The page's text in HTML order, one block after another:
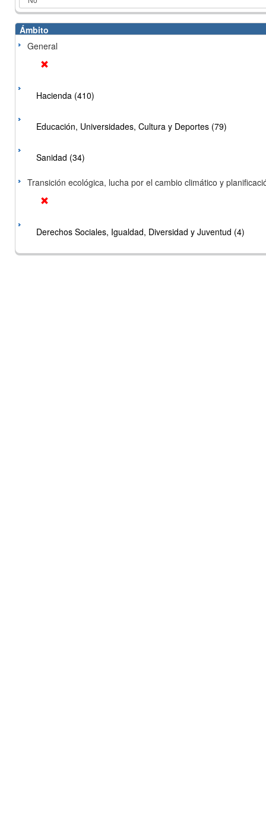
Ámbito
General
Hacienda (410)
Educación, Universidades, Cultura y Deportes (79)
Sanidad (34)
Transición ecológica, lucha por el cambio climático y
Derechos Sociales, Igualdad, Diversidad y Juventud (4)